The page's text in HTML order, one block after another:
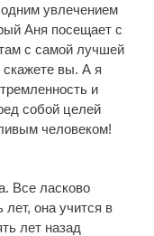
увлечением
Аня посещает с
с самой лучшей
скажете вы. А я
и
собой целей
человеком!
Все ласково
она учится в
лет назад